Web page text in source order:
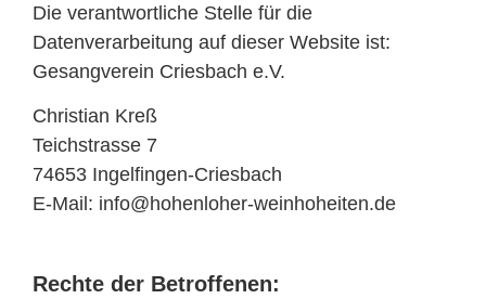
Die verantwortliche Stelle für die
Datenverarbeitung auf dieser Website ist:
Gesangverein Criesbach e.V.
Christian Kreß
Teichstrasse 7
74653 Ingelfingen-Criesbach
E-Mail: info@hohenloher-weinhoheiten.de
Rechte der Betroffenen: